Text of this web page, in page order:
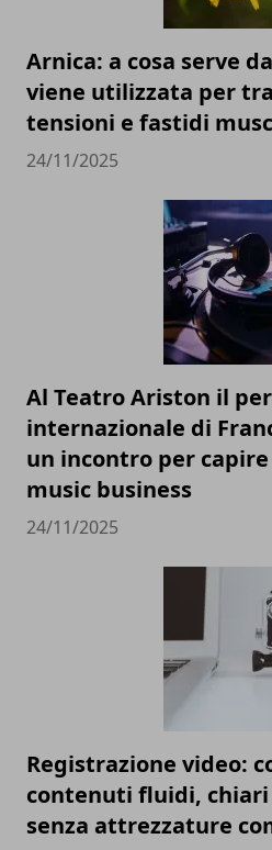
Arnica: a cosa serve
viene utilizzata per
tensioni e fastidi
24/11/2025
Al Teatro Ariston il
internazionale di
un incontro per
music business
24/11/2025
Registrazione video:
contenuti fluidi,
senza attrezzature